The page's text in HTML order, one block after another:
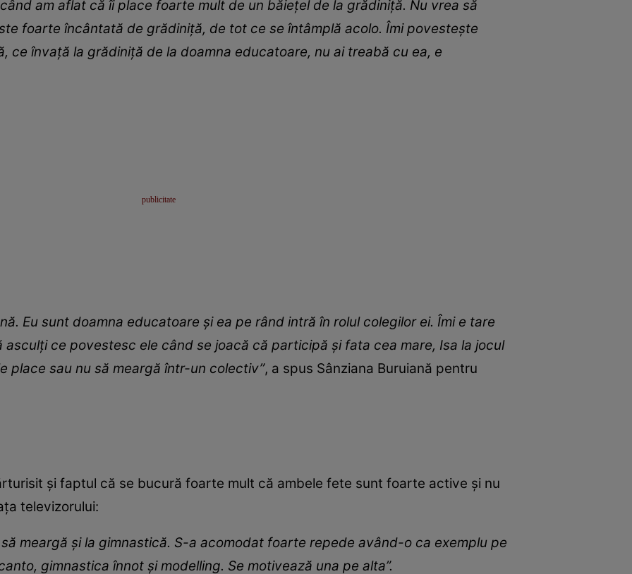
am aflat că îi place foarte mult de un băiețel de la grădiniță. Nu vrea să
foarte încântată de grădiniță, de tot ce se întâmplă acolo. Îmi povestește
ce învață la grădiniță de la doamna educatoare, nu ai treabă cu ea, e
Eu sunt doamna educatoare și ea pe rând intră în rolul colegilor ei. Îmi e tare
ce povestesc ele când se joacă că participă și fata cea mare, Isa la jocul
place sau nu să meargă într-un colectiv”, a spus Sânziana Buruiană pentru
și faptul că se bucură foarte mult că ambele fete sunt foarte active și nu
televizorului:
meargă și la gimnastică. S-a acomodat foarte repede având-o ca exemplu pe
gimnastica înnot și modelling. Se motivează una pe alta”.